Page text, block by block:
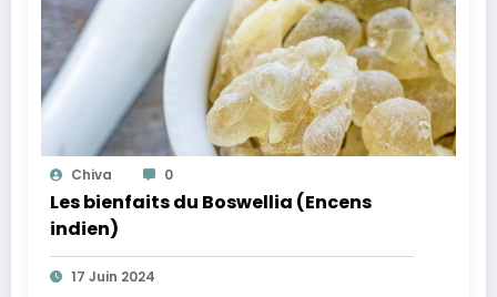
Chiva 0
Les bienfaits du Boswellia (Encens
indien)
17 Juin 2024